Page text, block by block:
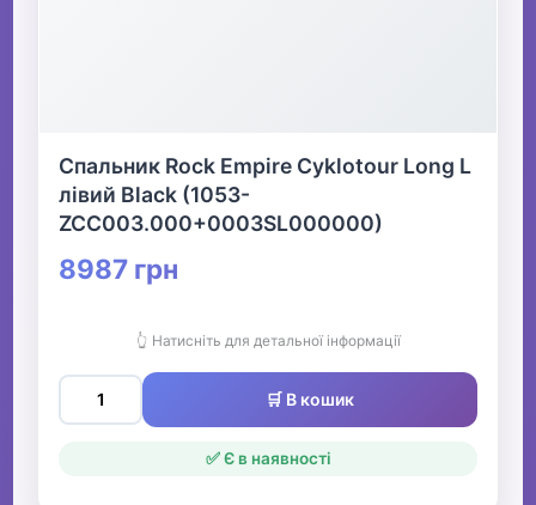
Спальник Rock Empire Cyklotour Long L
лівий Black (1053-
ZCC003.000+0003SL000000)
8987 грн
👆 Натисніть для детальної інформації
🛒 В кошик
✅ Є в наявності